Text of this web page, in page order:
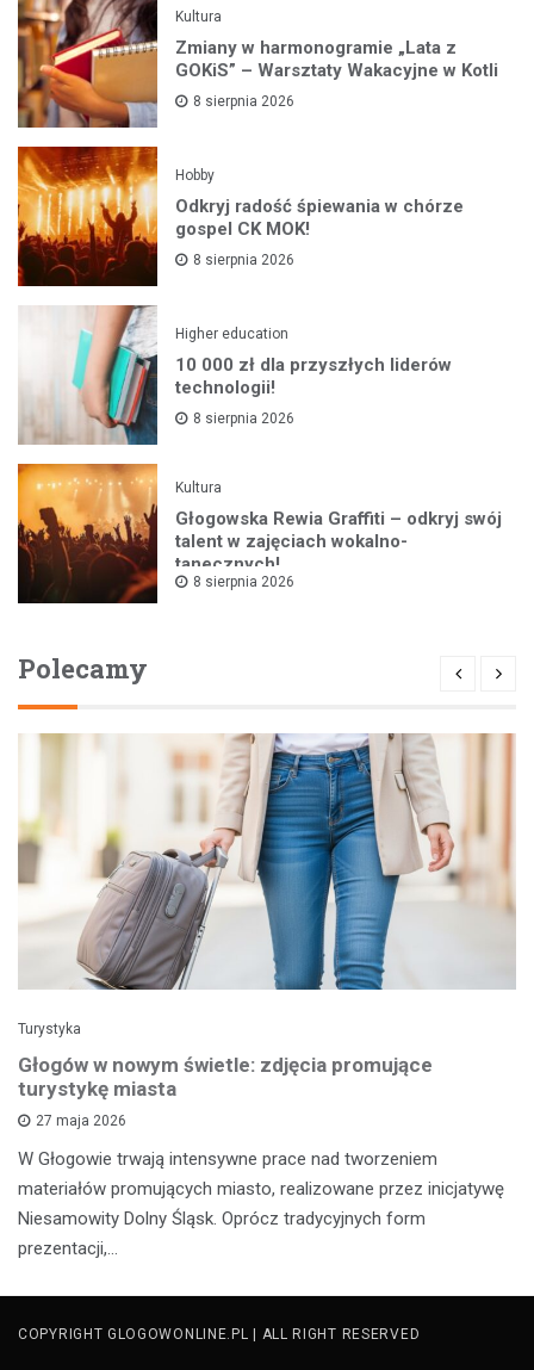
Kultura
Zmiany w harmonogramie „Lata z
GOKiS” – Warsztaty Wakacyjne w Kotli
8 sierpnia 2026
Hobby
Odkryj radość śpiewania w chórze
gospel CK MOK!
8 sierpnia 2026
Higher education
10 000 zł dla przyszłych liderów
technologii!
8 sierpnia 2026
Kultura
Głogowska Rewia Graffiti – odkryj swój
talent w zajęciach wokalno-
tanecznych!
8 sierpnia 2026
Polecamy
Turystyka
Głogów w nowym świetle: zdjęcia promujące
turystykę miasta
27 maja 2026
W Głogowie trwają intensywne prace nad tworzeniem
materiałów promujących miasto, realizowane przez inicjatywę
Niesamowity Dolny Śląsk. Oprócz tradycyjnych form
prezentacji,…
COPYRIGHT GLOGOWONLINE.PL | ALL RIGHT RESERVED